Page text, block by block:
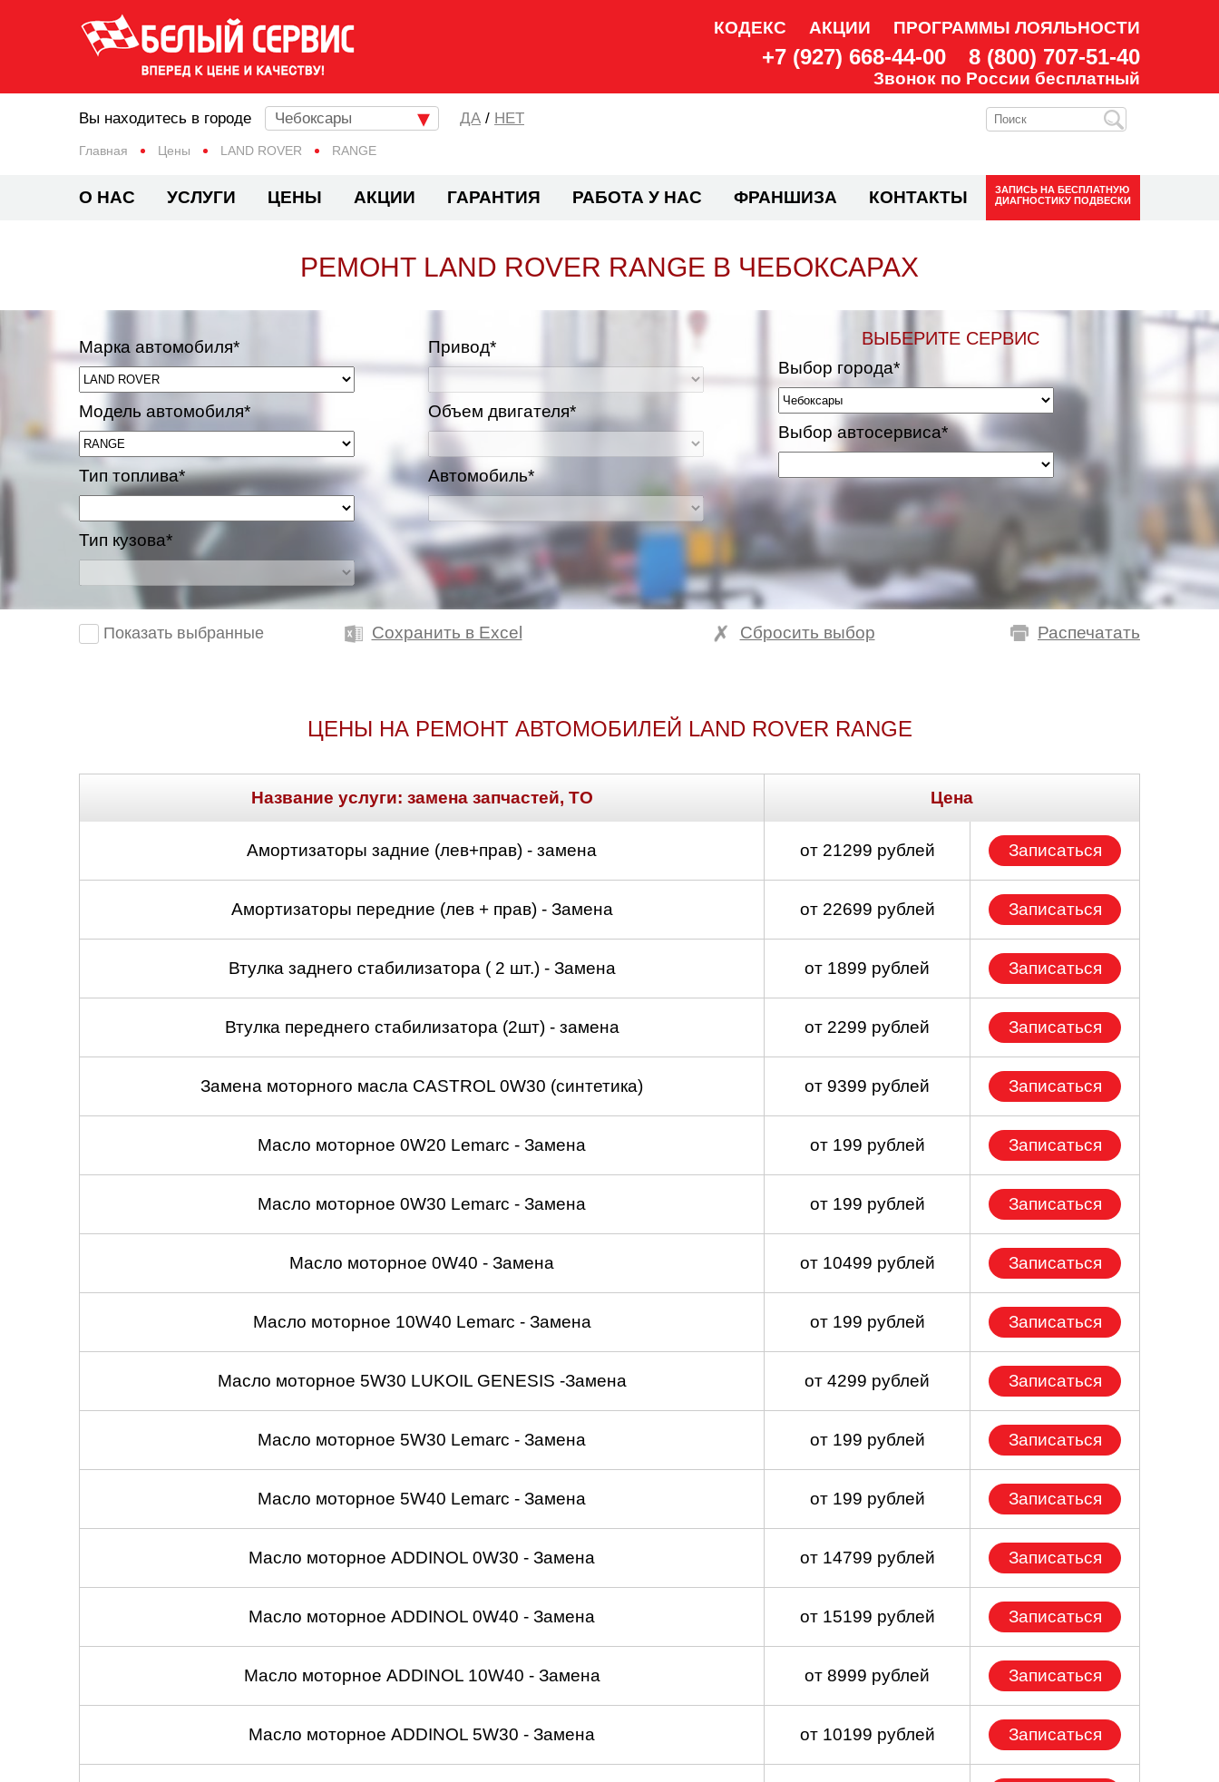
КОДЕКС АКЦИИ ПРОГРАММЫ ЛОЯЛЬНОСТИ
+7 (927) 668-44-00 8 (800) 707-51-40
Звонок по России бесплатный
Главная Цены LAND ROVER RANGE
Вы находитесь в городе Чебоксары / НЕТ
О НАС УСЛУГИ ЦЕНЫ АКЦИИ ГАРАНТИЯ РАБОТА У НАС ФРАНШИЗА КОНТАКТЫ ЗАПИСЬ НА БЕСПЛАТНУЮ
ДИАГНОСТИКУ ПОДВЕСКИ
РЕМОНТ LAND ROVER RANGE В ЧЕБОКСАРАХ
Марка автомобиля*
Модель автомобиля*
Тип топлива*
Тип кузова*
Привод*
Объем двигателя*
Автомобиль*
ВЫБЕРИТЕ СЕРВИС
Выбор города*
Выбор автосервиса*
Показать выбранные Сохранить в Excel Распечатать
Сбросить выбор
ЦЕНЫ НА РЕМОНТ АВТОМОБИЛЕЙ LAND ROVER RANGE
Название услуги: замена запчастей, ТО Цена
Амортизаторы задние (лев+прав) - замена от 21299 рублей Записаться
Амортизаторы передние (лев + прав) - Замена от 22699 рублей Записаться
Втулка заднего стабилизатора ( 2 шт.) - Замена от 1899 рублей Записаться
Втулка переднего стабилизатора (2шт) - замена от 2299 рублей Записаться
Замена моторного масла CASTROL 0W30 (синтетика) от 9399 рублей Записаться
Масло моторное 0W20 Lemarc - Замена от 199 рублей Записаться
Масло моторное 0W30 Lemarc - Замена от 199 рублей Записаться
Масло моторное 0W40 - Замена от 10499 рублей Записаться
Масло моторное 10W40 Lemarc - Замена от 199 рублей Записаться
Масло моторное 5W30 LUKOIL GENESIS -Замена от 4299 рублей Записаться
Масло моторное 5W30 Lemarc - Замена от 199 рублей Записаться
Масло моторное 5W40 Lemarc - Замена от 199 рублей Записаться
Масло моторное ADDINOL 0W30 - Замена от 14799 рублей Записаться
Масло моторное ADDINOL 0W40 - Замена от 15199 рублей Записаться
Масло моторное ADDINOL 10W40 - Замена от 8999 рублей Записаться
Масло моторное ADDINOL 5W30 - Замена от 10199 рублей Записаться